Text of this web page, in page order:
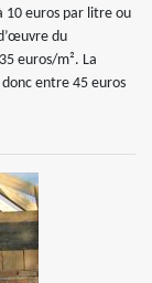
10 euros par litre ou
du
euros/m². La
entre 45 euros